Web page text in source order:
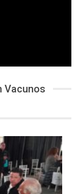
Vacunos